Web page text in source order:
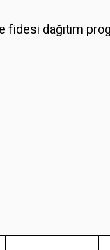
fidesi dağıtım